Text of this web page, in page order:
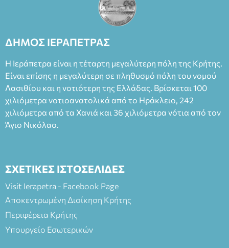
ΔΗΜΟΣ ΙΕΡΑΠΕΤΡΑΣ
Η Ιεράπετρα είναι η τέταρτη μεγαλύτερη πόλη της Κρήτης.
Είναι επίσης η μεγαλύτερη σε πληθυσμό πόλη του νομού
Λασιθίου και η νοτιότερη της Ελλάδας. Βρίσκεται 100
χιλιόμετρα νοτιοανατολικά από το Ηράκλειο, 242
χιλιόμετρα από τα Χανιά και 36 χιλιόμετρα νότια από τον
Άγιο Νικόλαο.
ΣΧΕΤΙΚΕΣ ΙΣΤΟΣΕΛΙΔΕΣ
Visit Ierapetra - Facebook Page
Αποκεντρωμένη Διοίκηση Κρήτης
Περιφέρεια Κρήτης
Υπουργείο Εσωτερικών